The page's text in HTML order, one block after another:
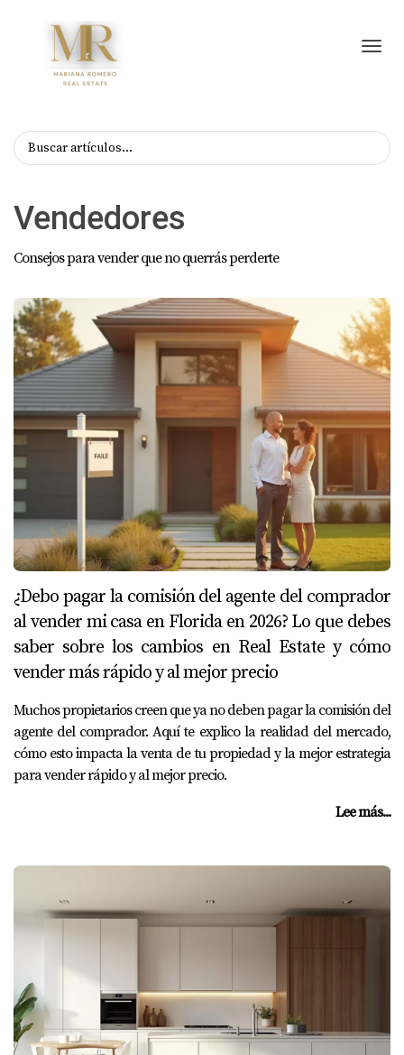
Vendedores
Consejos para vender que no querrás perderte
¿Debo pagar la comisión del agente del comprador
al vender mi casa en Florida en 2026? Lo que debes
saber sobre los cambios en Real Estate y cómo
vender más rápido y al mejor precio
Muchos propietarios creen que ya no deben pagar la comisión del
agente del comprador. Aquí te explico la realidad del mercado,
cómo esto impacta la venta de tu propiedad y la mejor estrategia
para vender rápido y al mejor precio.
Lee más...